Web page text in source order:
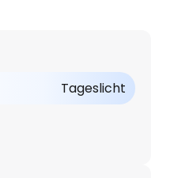
Tageslicht